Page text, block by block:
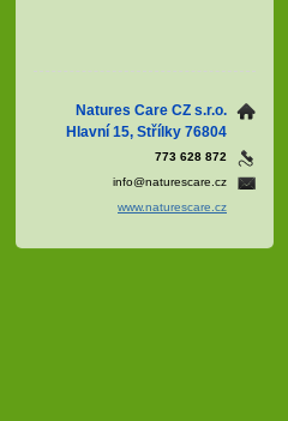
Natures Care CZ s.r.o.
Hlavní 15, Střílky 76804
773 628 872
info@naturescare.cz
www.naturescare.cz